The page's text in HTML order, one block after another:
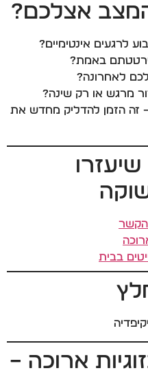
אצלכם?
לרגעים אינטימיים?
באמת?
לאחרונה?
מרגש או רק שינה?
זה הזמן להדליק מחדש את
שיעזרו
הקשר
בבית
ארוכה –